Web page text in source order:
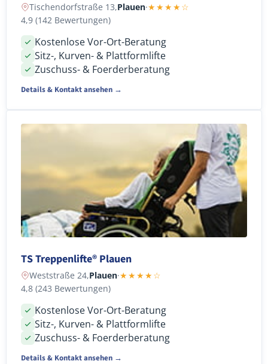
Tischendorfstraße 13,Plauen·★★★★☆
4,9 (142 Bewertungen)
Kostenlose Vor-Ort-Beratung
Sitz-, Kurven- & Plattformlifte
Zuschuss- & Foerderberatung
Details & Kontakt ansehen →
TS Treppenlifte® Plauen
Weststraße 24,Plauen·★★★★☆
4,8 (243 Bewertungen)
Kostenlose Vor-Ort-Beratung
Sitz-, Kurven- & Plattformlifte
Zuschuss- & Foerderberatung
Details & Kontakt ansehen →